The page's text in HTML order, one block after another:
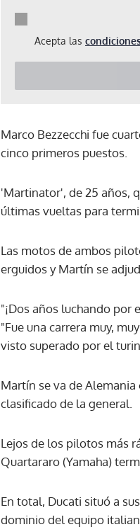
Acepta las
Marco Bezzecchi fue
cinco primeros puestos.
'Martinator', de 25 años,
últimas vueltas para
Las motos de ambos
erguidos y Martín se
"¡Dos años luchando por
"Fue una carrera muy,
visto superado por el
Martín se va de
clasificado de la general.
Lejos de los pilotos más
Quartararo (Yamaha)
En total, Ducati situó a
dominio del equipo